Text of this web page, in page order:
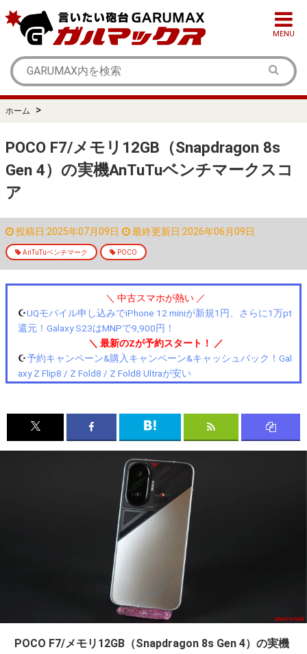
MENU
ホーム >
POCO F7/メモリ12GB（Snapdragon 8s
Gen 4）の実機AnTuTuベンチマークスコ
ア
投稿日:2025年07月09日 最終更新日:2026年06月09日
AnTuTuベンチマーク POCO
＼ 中古スマホが熱い ／
☪️UQモバイル申し込みでiPhone 12 miniが新規1円、さらに1万pt
還元！Galaxy S23はMNPで9,900円！
＼ 最新のZが予約スタート！ ／
☪️予約キャンペーン&購入キャンペーン&キャッシュバック！Gal
axy Z Flip8 / Z Fold8 / Z Fold8 Ultraが安い
POCO F7/メモリ12GB（Snapdragon 8s Gen 4）の実機